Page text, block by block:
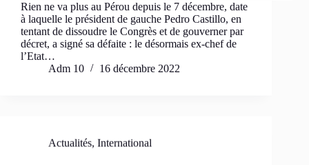
Rien ne va plus au Pérou depuis le 7 décembre, date
à laquelle le président de gauche Pedro Castillo, en
tentant de dissoudre le Congrès et de gouverner par
décret, a signé sa défaite : le désormais ex-chef de
l’Etat…
Adm 10
16 décembre 2022
Actualités, International